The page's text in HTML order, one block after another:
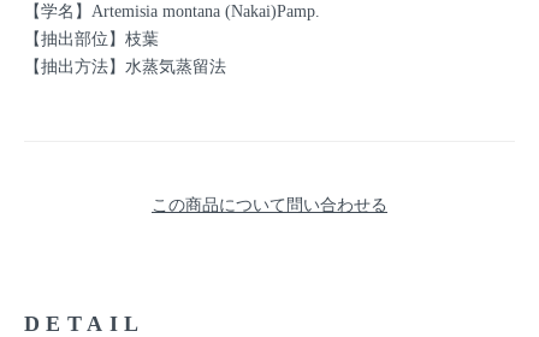
【学名】Artemisia montana (Nakai)Pamp.
【抽出部位】枝葉
【抽出方法】水蒸気蒸留法
この商品について問い合わせる
DETAIL